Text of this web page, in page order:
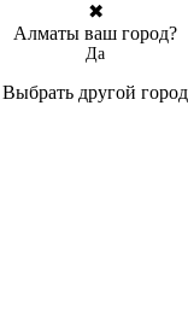
✖
Алматы ваш город?
Да
Выбрать другой город